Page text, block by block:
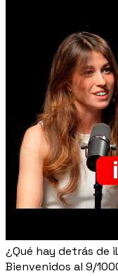
¿Qué hay detrás de
Bienvenidos al 9/